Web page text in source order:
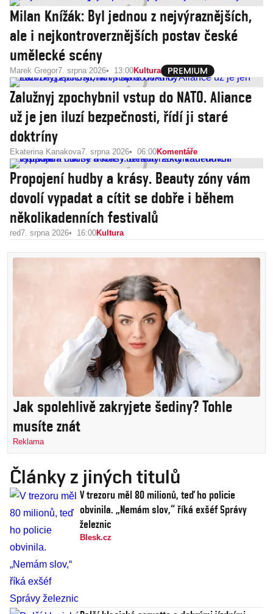
Milan Knížák: Byl jednou z nejvýraznějších,
ale i nejkontroverznějších postav české
umělecké scény
Marek Gregor7. srpna 2026 13:00Kultura
Zalužnyj zpochybnil vstup do NATO. Aliance
už je jen iluzí bezpečnosti, řídí ji staré
doktríny
Ekaterina Kanakova7. srpna 2026 06:00Komentáře
Propojení hudby a krásy. Beauty zóny vám
dovolí vypadat a cítit se dobře i během
několikadenních festivalů
red7. srpna 2026 16:00Kultura
Jak spolehlivě zakryjete šediny? Tohle
musíte znát
Reklama
Články z jiných titulů
V trezoru měl 80 milionů, teď ho policie
obvinila. „Nemám slov,“ říká exšéf Správy
železnic
Blesk.cz